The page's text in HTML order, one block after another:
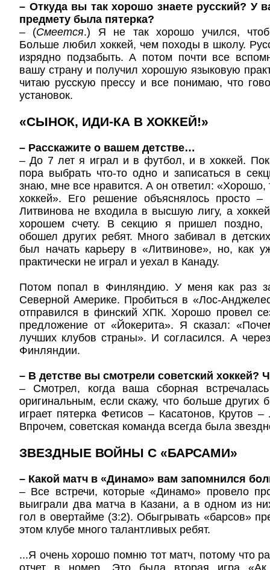
– Откуда вы так хорошо знаете русский? У
предмету была пятерка?
– (Смеется.) Я не так хорошо учился,
Больше любил хоккей, чем походы в школу.
изрядно подзабыть. А потом почти все
вашу страну и получил хорошую языковую
читаю русскую прессу и все понимаю, что
установок.
«СЫНОК, ИДИ-КА В ХОККЕЙ!»
– Расскажите о вашем детстве…
– До 7 лет я играл и в футбол, и в хоккей.
пора выбрать что-то одно и записаться в
знаю, мне все нравится. А он ответил: «Хорошо,
хоккей». Его решение объяснялось просто –
Литвинова не входила в высшую лигу, а
хорошем счету. В секцию я пришел поздно,
обошел других ребят. Много забивал в
был начать карьеру в «Литвинове», но, как
практически не играл и уехал в Канаду.
Потом попал в Финляндию. У меня как раз
Северной Америке. Пробиться в «Лос-
отправился в финский ХПК. Хорошо провел
предложение от «Йокерита». Я сказал:
лучших клубов страны». И согласился. А
Финляндии.
– В детстве вы смотрели советский хоккей?
– Смотрел, когда ваша сборная
оригинальным, если скажу, что больше других
играет пятерка Фетисов – Касатонов, Крутов
Впрочем, советская команда всегда была
ЗВЕЗДНЫЕ ВОЙНЫ С «БАРСАМИ»
– Какой матч в «Динамо» вам запомнился
– Все встречи, которые «Динамо» провело
выиграли два матча в Казани, а в одном из
гол в овертайме (3:2). Обыгрывать «барсов»
этом клубе много талантливых ребят.
...Я очень хорошо помню тот матч, потому что
отчет в номер. Это была вторая игра «Ак